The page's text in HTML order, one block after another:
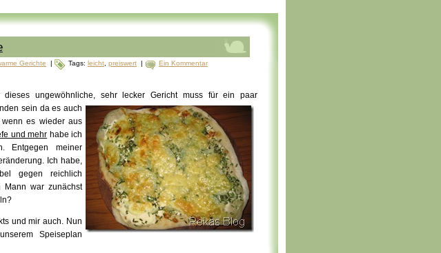
Gerichte | Tags: leicht preiswert | Ein Kommentar
ungewöhnliche, sehr lecker Gericht muss für ein paar
sein da es auch
es wieder aus
und mehr habe ich
Entgegen meiner
Ich habe,
gegen reichlich
Mann war zunächst
und mir auch. Nun
Speiseplan